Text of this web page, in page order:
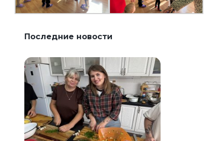
Последние новости